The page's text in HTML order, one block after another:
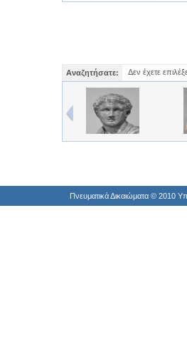
Αναζητήσατε: Δεν έχετε
Πνευματικά Δικαιώματα © 2010